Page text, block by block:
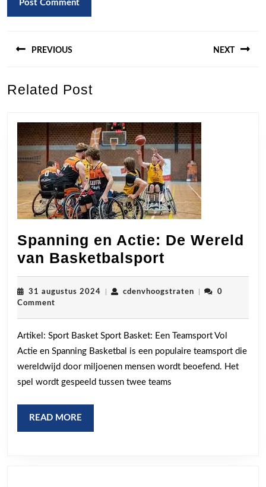
PREVIOUS
post:
NEXT
Related Post
Spanning en Actie: De Wereld
van Basketbalsport
en
Actie:
Wereld
van
31 augustus 2024 31
cdenvhoogstratencdenvhoogstraten
0
Comment
Artikel: Sport Basket Sport Basket: Een Teamsport Vol
Actie en Spanning Basketbal is een populaire teamsport die
wereldwijd door miljoenen mensen wordt beoefend. Het
spel wordt gespeeld tussen twee teams
READ MORE
MORE